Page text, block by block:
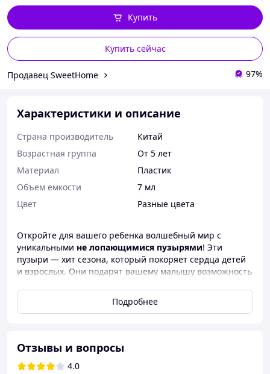
Купить сейчас
Купить
Продавец SweetHome 97%
Характеристики и описание
Страна производитель
Китай
Возрастная группа
От 5 лет
Материал
Пластик
Объем емкости
7 мл
Цвет
Разные цвета
Откройте для вашего ребенка волшебный мир с
уникальными не лопающимися пузырями! Эти
пузыри — хит сезона, который покоряет сердца детей
и взрослых. Они подарят вашему малышу возможность
игры в незабываемое приключение.
Преимущества:
игрой дольше.
Яркие цвета
Подробнее
Отзывы и вопросы
4.0